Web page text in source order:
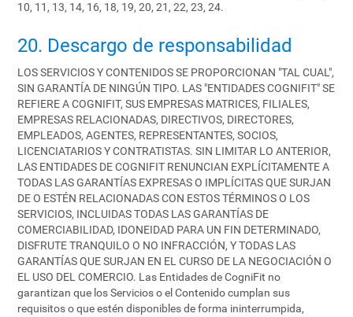
10, 11, 13, 14, 16, 18, 19, 20, 21, 22, 23, 24.
20. Descargo de responsabilidad
LOS SERVICIOS Y CONTENIDOS SE PROPORCIONAN "TAL CUAL",
SIN GARANTÍA DE NINGÚN TIPO. LAS "ENTIDADES COGNIFIT" SE
REFIERE A COGNIFIT, SUS EMPRESAS MATRICES, FILIALES,
EMPRESAS RELACIONADAS, DIRECTIVOS, DIRECTORES,
EMPLEADOS, AGENTES, REPRESENTANTES, SOCIOS,
LICENCIATARIOS Y CONTRATISTAS. SIN LIMITAR LO ANTERIOR,
LAS ENTIDADES DE COGNIFIT RENUNCIAN EXPLÍCITAMENTE A
TODAS LAS GARANTÍAS EXPRESAS O IMPLÍCITAS QUE SURJAN
DE O ESTÉN RELACIONADAS CON ESTOS TÉRMINOS O LOS
SERVICIOS, INCLUIDAS TODAS LAS GARANTÍAS DE
COMERCIABILIDAD, IDONEIDAD PARA UN FIN DETERMINADO,
DISFRUTE TRANQUILO O NO INFRACCIÓN, Y TODAS LAS
GARANTÍAS QUE SURJAN EN EL CURSO DE LA NEGOCIACIÓN O
EL USO DEL COMERCIO. Las Entidades de CogniFit no
garantizan que los Servicios o el Contenido cumplan sus
requisitos o que estén disponibles de forma ininterrumpida,